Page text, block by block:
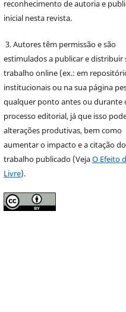
reconhecimento de autoria e
inicial nesta revista.
3. Autores têm permissão e são
estimulados a publicar e distribuir
trabalho online (ex.: em
institucionais ou na sua página
qualquer ponto antes ou durante
processo editorial, já que isso
alterações produtivas, bem como
aumentar o impacto e a citação do
trabalho publicado (VejaO Efeito
Livre).